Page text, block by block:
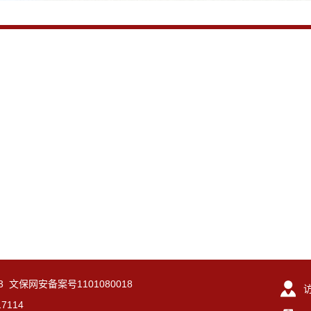
文保网安备案号1101080018